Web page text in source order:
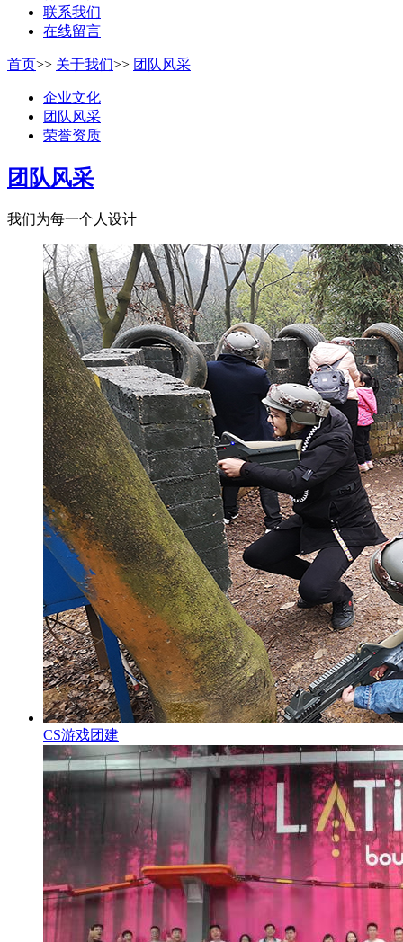
联系我们
在线留言
首页>> 关于我们>> 团队风采
企业文化
团队风采
荣誉资质
团队风采
我们为每一个人设计
CS游戏团建